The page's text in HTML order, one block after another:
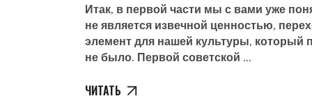
Итак, в первой части мы с вами уже
не является извечной ценностью,
элемент для нашей культуры, который
не было. Первой советской
ЧИТАТЬ